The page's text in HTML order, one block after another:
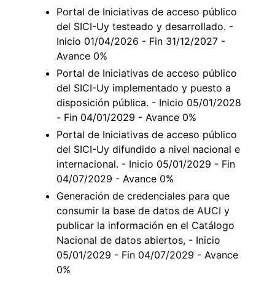
Portal de Iniciativas de acceso público
del SICI-Uy testeado y desarrollado. -
Inicio 01/04/2026 - Fin 31/12/2027 -
Avance 0%
Portal de Iniciativas de acceso público
del SICI-Uy implementado y puesto a
disposición pública. - Inicio 05/01/2028
- Fin 04/01/2029 - Avance 0%
Portal de Iniciativas de acceso público
del SICI-Uy difundido a nivel nacional e
internacional. - Inicio 05/01/2029 - Fin
04/07/2029 - Avance 0%
Generación de credenciales para que
consumir la base de datos de AUCI y
publicar la información en el Catálogo
Nacional de datos abiertos, - Inicio
05/01/2029 - Fin 04/07/2029 - Avance
0%